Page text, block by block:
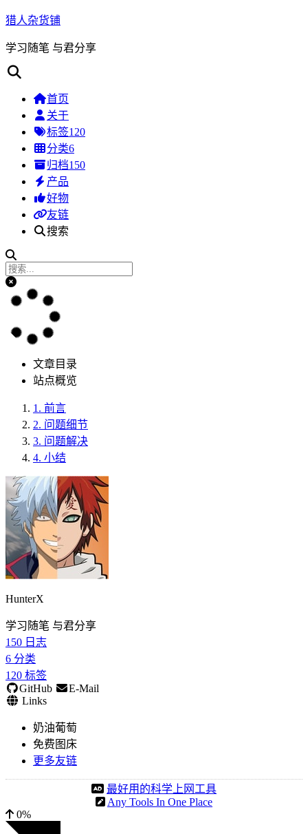
猎人杂货铺
学习随笔 与君分享
首页
关于
标签120
分类6
归档150
产品
好物
友链
搜索
文章目录
站点概览
1. 前言
2. 问题细节
3. 问题解决
4. 小结
HunterX
学习随笔 与君分享
150 日志
6 分类
120 标签
GitHub
E-Mail
Links
奶油葡萄
免费图床
更多友链
最好用的科学上网工具
Any Tools In One Place
0%